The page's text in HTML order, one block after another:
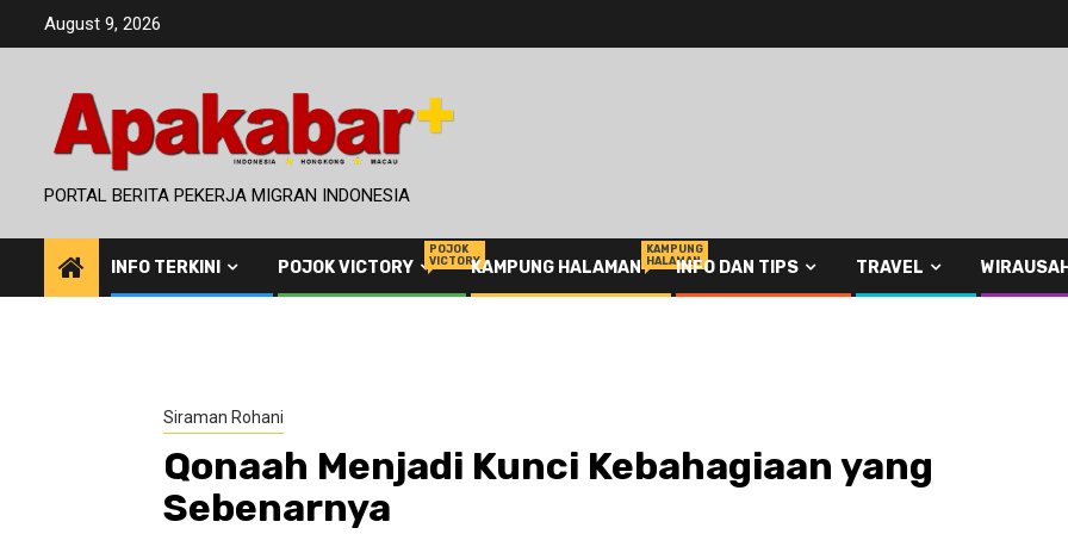
August 9, 2026
PORTAL BERITA PEKERJA MIGRAN INDONESIA
INFO TERKINI POJOK VICTORY
POJOK
VICTORYKAMPUNG HALAMAN
KAMPUNG
HALAMANINFO DAN TIPS TRAVEL
Siraman Rohani
Qonaah Menjadi Kunci Kebahagiaan yang
Sebenarnya